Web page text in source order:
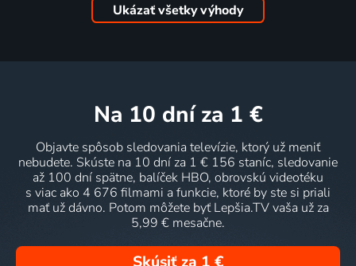
Ukázať všetky výhody
na 10 dní za 1 €
Objavte spôsob sledovania televízie, ktorý už meniť
nebudete. Skúste na 10 dní za 1 € 156 staníc, sledovanie
až 100 dní spätne, balíček HBO, obrovskú videotéku
s viac ako 4 676 filmami a funkcie, ktoré by ste si priali
mať už dávno. Potom môžete byť Lepšia.TV vaša už za
5,99 € mesačne.
Skúsiť za 1 €